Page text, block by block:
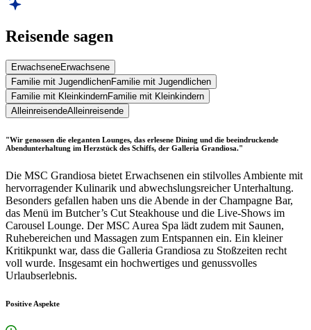
Reisende sagen
ErwachseneErwachsene
Familie mit JugendlichenFamilie mit Jugendlichen
Familie mit KleinkindernFamilie mit Kleinkindern
AlleinreisendeAlleinreisende
"Wir genossen die eleganten Lounges, das erlesene Dining und die beeindruckende
Abendunterhaltung im Herzstück des Schiffs, der Galleria Grandiosa."
Die MSC Grandiosa bietet Erwachsenen ein stilvolles Ambiente mit
hervorragender Kulinarik und abwechslungsreicher Unterhaltung.
Besonders gefallen haben uns die Abende in der Champagne Bar,
das Menü im Butcher’s Cut Steakhouse und die Live-Shows im
Carousel Lounge. Der MSC Aurea Spa lädt zudem mit Saunen,
Ruhebereichen und Massagen zum Entspannen ein. Ein kleiner
Kritikpunkt war, dass die Galleria Grandiosa zu Stoßzeiten recht
voll wurde. Insgesamt ein hochwertiges und genussvolles
Urlaubserlebnis.
Positive Aspekte